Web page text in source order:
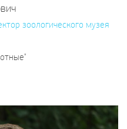
зоологического музея